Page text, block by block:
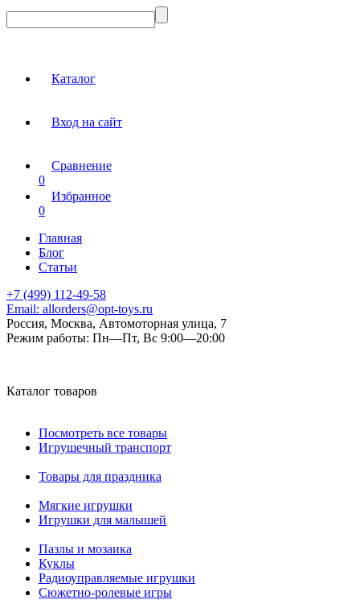
Каталог
Вход на сайт
Сравнение
0
Избранное
0
Главная
Блог
Статьи
+7 (499) 112-49-58
Email: allorders@opt-toys.ru
Россия, Москва, Автомоторная улица, 7
Режим работы: Пн—Пт, Вс 9:00—20:00
Каталог товаров
Посмотреть все товары
Игрушечный транспорт
Товары для праздника
Мягкие игрушки
Игрушки для малышей
Пазлы и мозаика
Куклы
Радиоуправляемые игрушки
Сюжетно-ролевые игры